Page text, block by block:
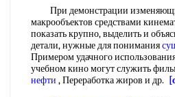
При демонстрации
макрообъектов средствами
показать крупно, выделить и
детали, нужные для понимания
Примером удачного
учебном кино могут служить
нефти , Переработка жиров и др.